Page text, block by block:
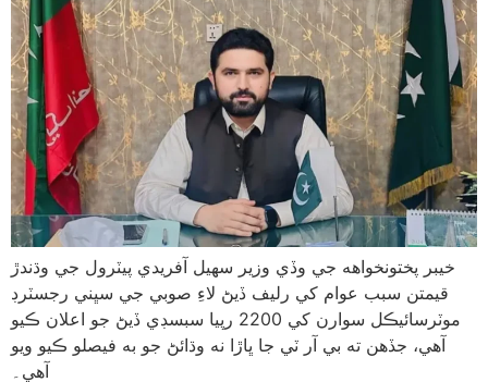
خيبر پختونخواهه جي وڏي وزير سهيل آفريدي پيٽرول جي وڌندڙ
قيمتن سبب عوام کي رليف ڏيڻ لاءِ صوبي جي سڀني رجسٽرڊ
موٽرسائيڪل سوارن کي 2200 رپيا سبسڊي ڏيڻ جو اعلان ڪيو
آهي، جڏهن ته بي آر ٽي جا ڀاڙا نه وڌائڻ جو به فيصلو ڪيو ويو
آهي۔